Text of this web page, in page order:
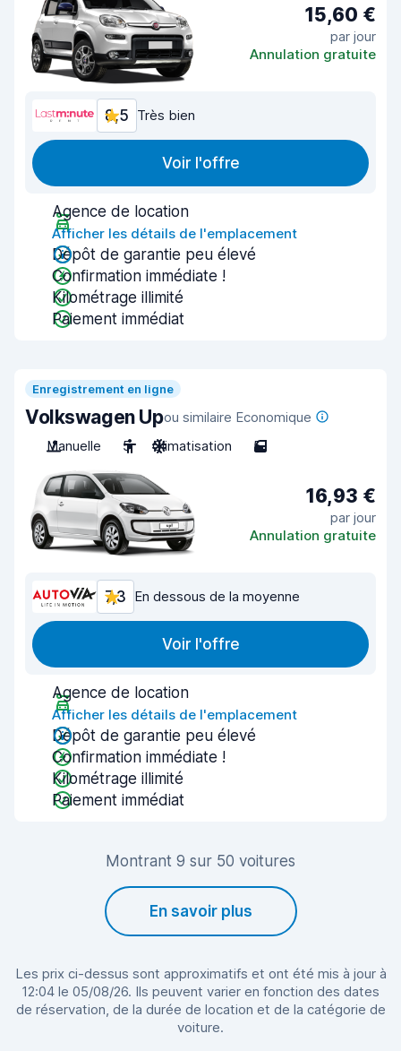
15,60 €
par jour
Annulation gratuite
8,5 Très bien
Voir l'offre
Agence de location
Afficher les détails de l'emplacement
Dépôt de garantie peu élevé
Confirmation immédiate !
Kilométrage illimité
Paiement immédiat
Enregistrement en ligne
Volkswagen Upou similaire Economique
Manuelle
5 Climatisation 5
16,93 €
par jour
Annulation gratuite
7,3 En dessous de la moyenne
Voir l'offre
Agence de location
Afficher les détails de l'emplacement
Dépôt de garantie peu élevé
Confirmation immédiate !
Kilométrage illimité
Paiement immédiat
Montrant 9 sur 50 voitures
En savoir plus
Les prix ci-dessus sont approximatifs et ont été mis à jour à
12:04 le 05/08/26. Ils peuvent varier en fonction des dates
de réservation, de la durée de location et de la catégorie de
voiture.